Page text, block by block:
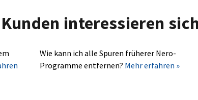
interessieren
Wie kann ich alle Spuren früherer Nero-
Programme entfernen? Mehr erfahren »